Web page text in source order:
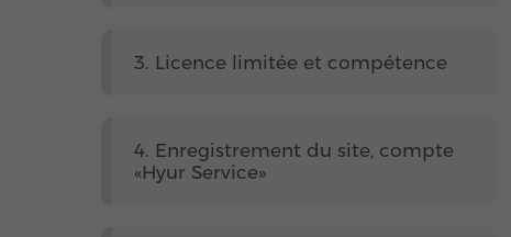
3. Licence limitée et compétence
4. Enregistrement du site, compte
«Hyur Service»